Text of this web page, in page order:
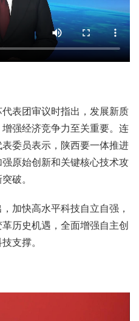
表团审议时指出，发展新质
强经济竞争力至关重要。连
委员表示，陕西要一体推进
原始创新和关键核心技术攻
破。
加快高水平科技自立自强，
历史机遇，全面增强自主创
支撑。